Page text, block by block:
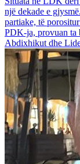
një dekade e
partiake, të
PDK-ja, provuan ta
Abdixhikut dhe